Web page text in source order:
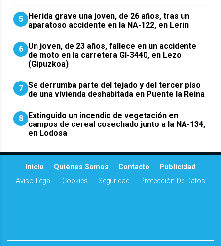
5 Herida grave una joven, de 26 años, tras un
aparatoso accidente en la NA-122, en Lerín
6 Un joven, de 23 años, fallece en un accidente
de moto en la carretera GI-3440, en Lezo
(Gipuzkoa)
7 Se derrumba parte del tejado y del tercer piso
de una vivienda deshabitada en Puente la Reina
8 Extinguido un incendio de vegetación en
campos de cereal cosechado junto a la NA-134,
en Lodosa
Inicio Quiénes Somos Contacto
Publicidad
Aviso Legal
Cookies Seguridad Protección De Datos